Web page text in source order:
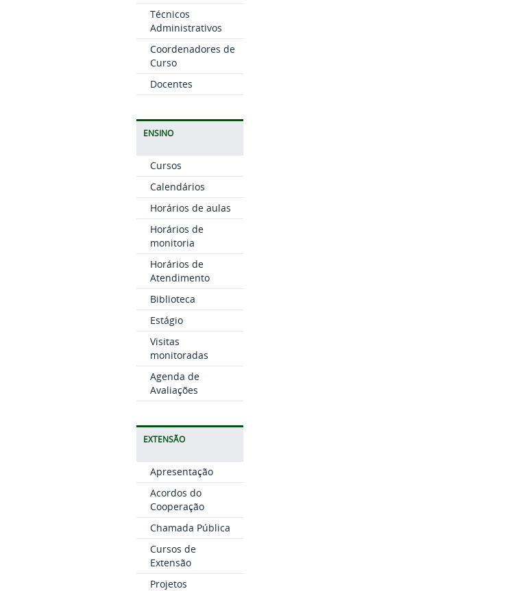
Técnicos
Administrativos
Coordenadores de
Curso
Docentes
ENSINO
Cursos
Calendários
Horários de aulas
Horários de
monitoria
Horários de
Atendimento
Biblioteca
Estágio
Visitas
monitoradas
Agenda de
Avaliações
EXTENSÃO
Apresentação
Acordos do
Cooperação
Chamada Pública
Cursos de
Extensão
Projetos